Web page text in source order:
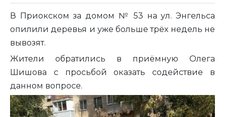
В Приокском за домом № 53 на ул. Энгельса
опилили деревья и уже больше трёх недель не
вывозят.
Жители обратились в приёмную Олега
Шишова с просьбой оказать содействие в
данном вопросе.